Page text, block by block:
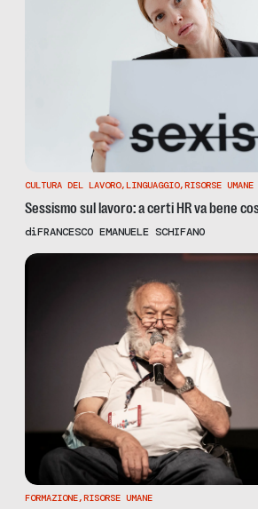
CULTURA DEL LAVORO,LINGUAGGIO,RISORSE UMANE
Sessismo sul lavoro: a certi HR va bene
diFRANCESCO EMANUELE SCHIFANO
FORMAZIONE,RISORSE UMANE